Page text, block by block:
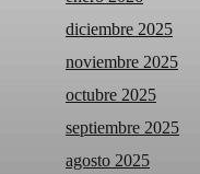
diciembre 2025
noviembre 2025
octubre 2025
septiembre 2025
agosto 2025